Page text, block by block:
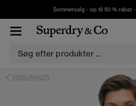
Sommersalg - op til 50 % rabat -
VINDJAKKER